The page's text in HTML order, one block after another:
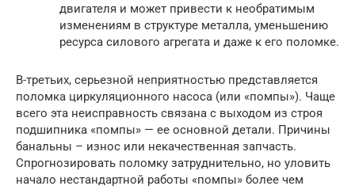
двигателя и может привести к необратимым
изменениям в структуре металла, уменьшению
ресурса силового агрегата и даже к его поломке.
В-третьих, серьезной неприятностью представляется
поломка циркуляционного насоса (или «помпы»). Чаще
всего эта неисправность связана с выходом из строя
подшипника «помпы» — ее основной детали. Причины
банальны – износ или некачественная запчасть.
Спрогнозировать поломку затруднительно, но уловить
начало нестандартной работы «помпы» более чем